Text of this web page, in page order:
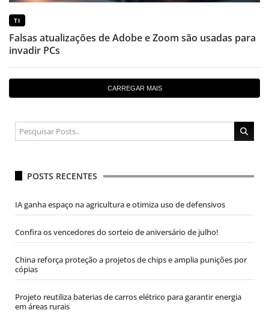
TI
Falsas atualizações de Adobe e Zoom são usadas para
invadir PCs
CARREGAR MAIS
POSTS RECENTES
IA ganha espaço na agricultura e otimiza uso de defensivos
Confira os vencedores do sorteio de aniversário de julho!
China reforça proteção a projetos de chips e amplia punições por
cópias
Projeto reutiliza baterias de carros elétrico para garantir energia
em áreas rurais